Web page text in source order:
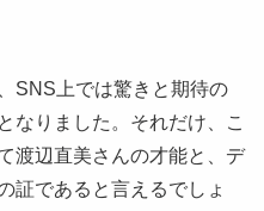
SNS上では驚きと期待の
なりました。それだけ、こ
渡辺直美さんの才能と、デ
証であると言えるでしょ